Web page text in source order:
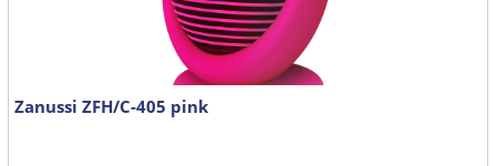
Zanussi ZFH/C-405 pink